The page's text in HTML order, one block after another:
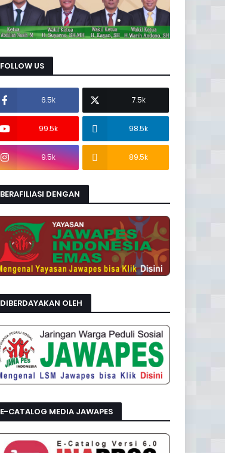
FOLLOW US
6.5k 7.5k
99.5k 98.5k
9.5k 89.5k
BERAFILIASI DENGAN
DIBERDAYAKAN OLEH
E-CATALOG MEDIA JAWAPES